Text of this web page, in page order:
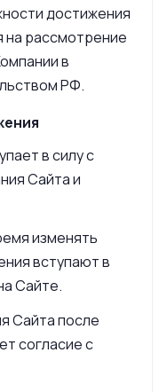
достижения
на рассмотрение
в
РФ.
в силу с
Сайта и
изменять
вступают в
Сайте.
Сайта после
согласие с